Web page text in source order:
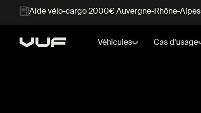
Aide vélo-cargo 2000€ Auvergne-Rhône-Alpes
Véhicules Cas d'usage